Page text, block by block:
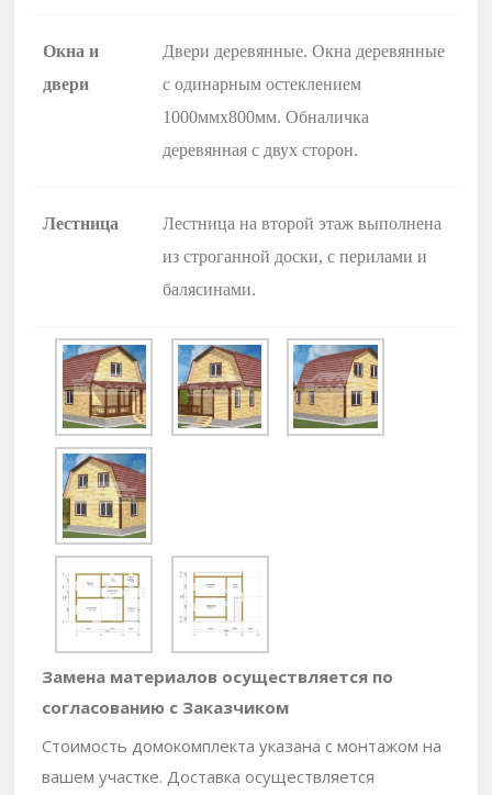
Окна и
двери
Двери деревянные. Окна деревянные
с одинарным остеклением
1000ммх800мм. Обналичка
деревянная с двух сторон.
Лестница
Лестница на второй этаж выполнена
из строганной доски, с перилами и
балясинами.
Замена материалов осуществляется по
согласованию с Заказчиком
Стоимость домокомплекта указана с монтажом на
вашем участке. Доставка осуществляется